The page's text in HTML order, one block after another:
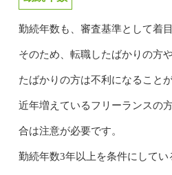
勤続年数も、審査基準として着
そのため、転職したばかりの方
たばかりの方は不利になること
近年増えているフリーランスの
合は注意が必要です。
勤続年数3年以上を条件にしてい